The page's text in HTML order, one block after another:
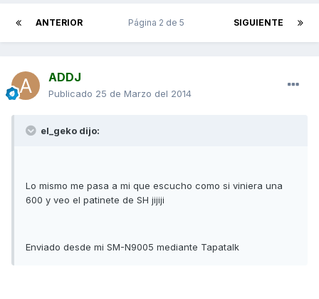
ANTERIOR SIGUIENTE
Página 2 de 5
ADDJ
Publicado 25 de Marzo del 2014
el_geko dijo:
Lo mismo me pasa a mi que escucho como si viniera una
600 y veo el patinete de SH jijiji
Enviado desde mi SM-N9005 mediante Tapatalk